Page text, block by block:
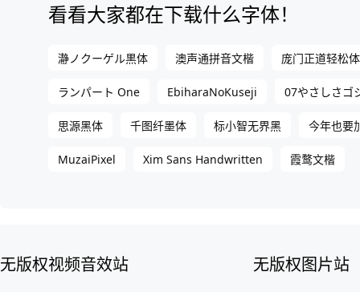
看看大家都在下载什么字体！
瀞ノクーゲル黒体 澳声通拼音文楷 庞门正道轻松体
ランパート One EbiharaNoKuseji 07やさしさゴ
思源黑体 千图纤墨体 标小智无界黑 今年也要
MuzaiPixel Xim Sans Handwritten 霞鹜文楷
无版权视频音效站 无版权图片站